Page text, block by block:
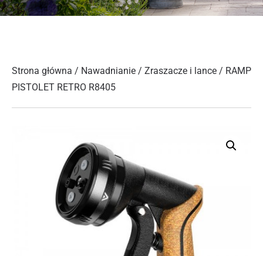
Strona główna / Nawadnianie / Zraszacze i lance / RAMP
PISTOLET RETRO R8405